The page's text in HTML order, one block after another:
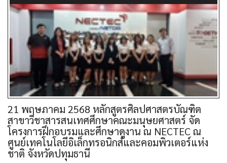
21 พฤษภาคม 2568 หลักสูตรศิลปศาสตรบัณฑิต
สาขาวิชาสารสนเทศศึกษาคณะมนุษยศาสตร์ จัด
โครงการฝึกอบรมและศึกษาดูงาน ณ NECTEC ณ
ศูนย์เทคโนโลยีอิเล็กทรอนิกส์และคอมพิวเตอร์แห่ง
ชาติ จังหวัดปทุมธานี